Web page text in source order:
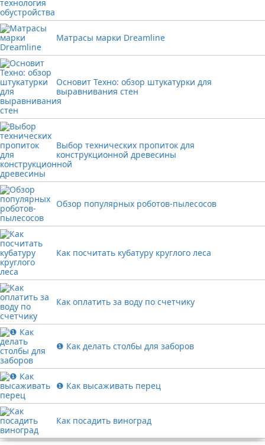
Матрасы марки Dreamline
Основит Техно: обзор штукатурки для
выравнивания стен
Выбор технических пропиток для
конструкционной древесины
Обзор популярных роботов-пылесосов
Как посчитать кубатуру круглого леса
Как оплатить за воду по счетчику
❶ Как делать столбы для заборов
❶ Как высаживать перец
Как посадить виноград